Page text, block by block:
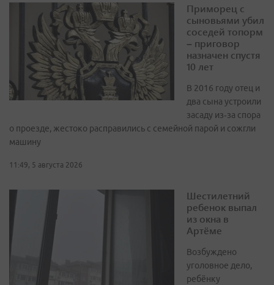
Приморец с
сыновьями убил
соседей топорм
– приговор
назначен спустя
10 лет
В 2016 году отец и
два сына устроили
засаду из‑за спора
о проезде, жестоко расправились с семейной парой и сожгли
машину
11:49, 5 августа 2026
Шестилетний
ребенок выпал
из окна в
Артёме
Возбуждено
уголовное дело,
ребёнку